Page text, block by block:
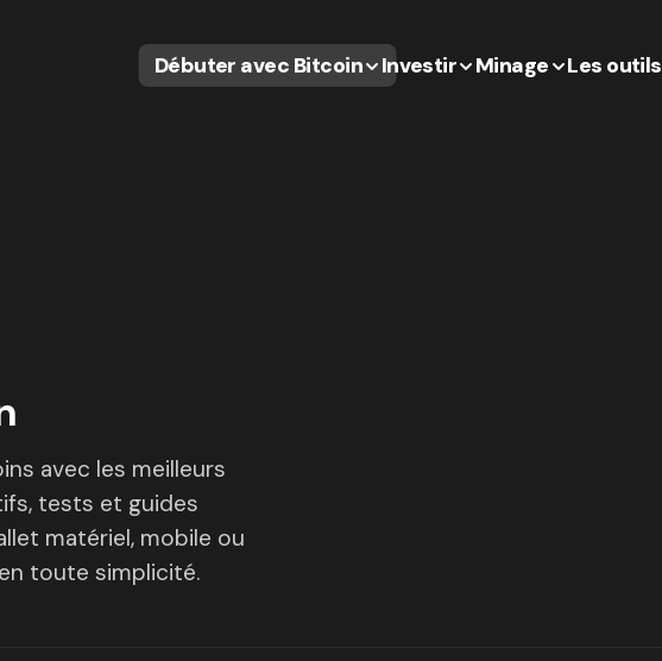
Débuter avec Bitcoin Investir Minage Les outils
avec les meilleurs
tests et guides
matériel, mobile ou
toute simplicité.